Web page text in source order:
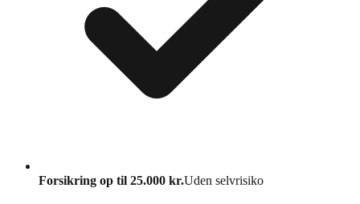
Forsikring op til 25.000 kr.Uden selvrisiko